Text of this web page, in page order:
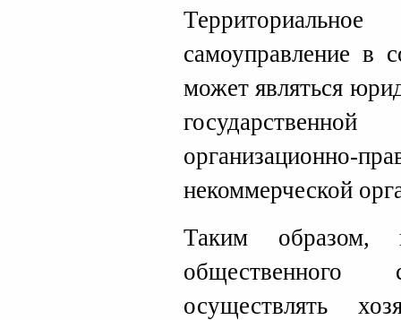
самоуправление в
может являться
некоммерческой
Таким образом,
общественного
осуществлять